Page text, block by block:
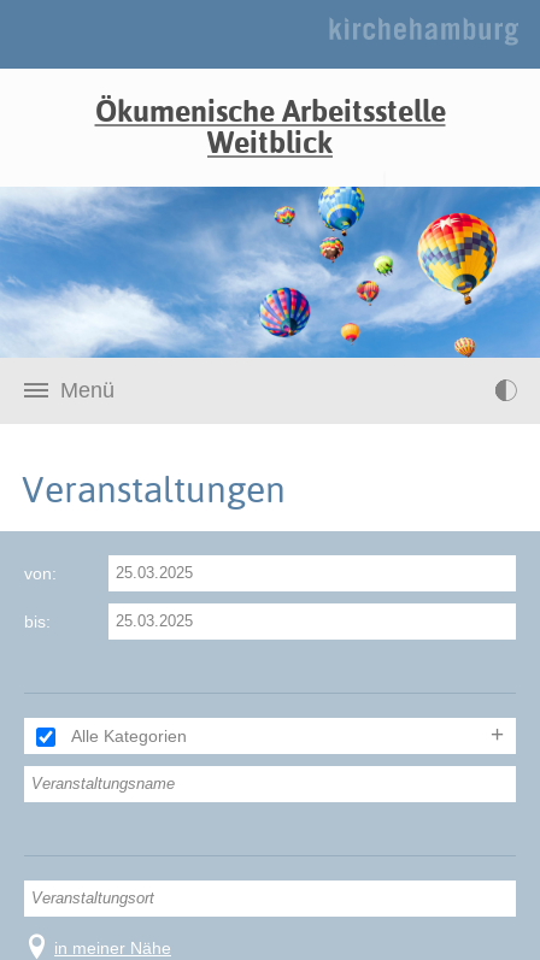
Ökumenische Arbeitsstelle
Weitblick
Menü
Veranstaltungen
von:
bis:
Alle Kategorien
in meiner Nähe